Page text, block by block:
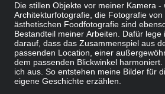
Die stillen Objekte vor meiner Kamera -
Architekturfotografie, die Fotografie
ästhetischen Foodfotografie sind
Bestandteil meiner Arbeiten. Dafür
darauf, dass das Zusammenspiel aus
passenden Location, einer
dem passenden Blickwinkel
ich aus. So entstehen meine Bilder für
eigene Geschichte erzählen.